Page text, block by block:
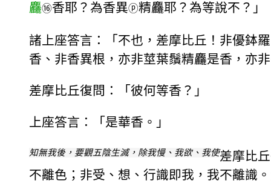
麤⑯香耶？為香異ⓟ精麤耶？為等說不？」
諸上座答言：「不也，差摩比丘！非優鉢
香、非香異根，亦非莖葉鬚精麤是香，亦
差摩比丘復問：「彼何等香？」
上座答言：「是華香。」
知無我後，要觀五陰生滅，除我慢、我欲、我使差摩比
不離色；非受、想、行識即我，我不離識